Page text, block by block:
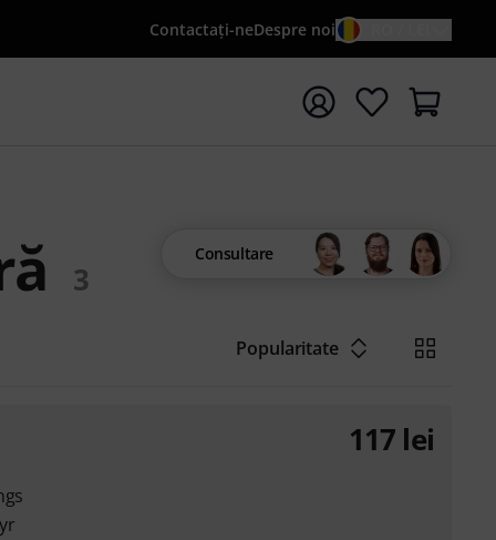
Contactaţi-neDespre noi
căutarea cu termenul de căutare {searchTerm}
3
Consultare
Popularitate
117 lei